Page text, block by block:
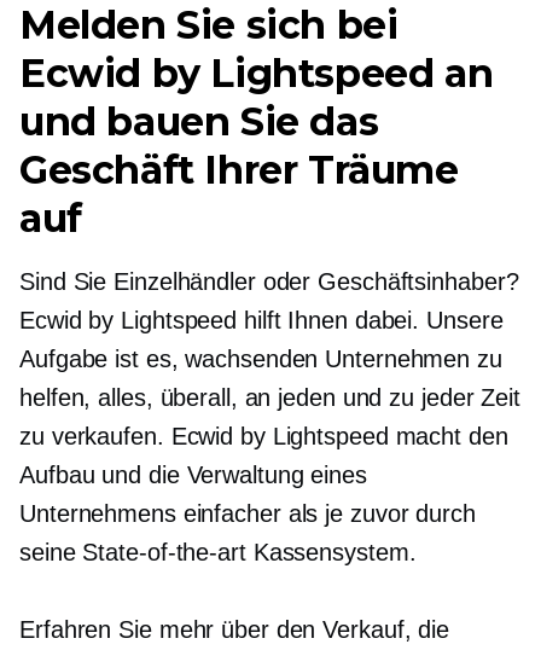
Melden Sie sich bei
Ecwid by Lightspeed an
und bauen Sie das
Geschäft Ihrer Träume
auf
Sind Sie Einzelhändler oder Geschäftsinhaber?
Ecwid by Lightspeed hilft Ihnen dabei. Unsere
Aufgabe ist es, wachsenden Unternehmen zu
helfen, alles, überall, an jeden und zu jeder Zeit
zu verkaufen. Ecwid by Lightspeed macht den
Aufbau und die Verwaltung eines
Unternehmens einfacher als je zuvor durch
seine State-of-the-artKassensystem.
Erfahren Sie mehr über den Verkauf, die